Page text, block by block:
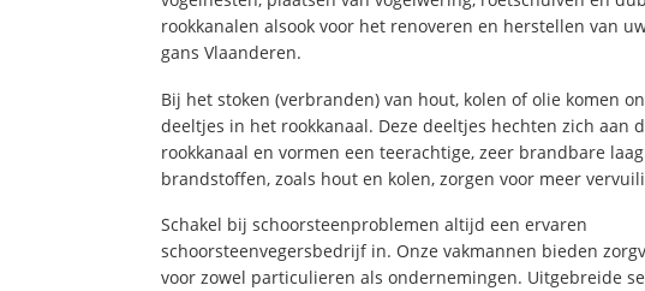
rookkanalen alsook voor het renoveren en herstellen van
gans Vlaanderen.
Bij het stoken (verbranden) van hout, kolen of olie komen
deeltjes in het rookkanaal. Deze deeltjes hechten zich aan
rookkanaal en vormen een teerachtige, zeer brandbare
brandstoffen, zoals hout en kolen, zorgen voor meer
Schakel bij schoorsteenproblemen altijd een ervaren
schoorsteenvegersbedrijf in. Onze vakmannen bieden
voor zowel particulieren als ondernemingen. Uitgebreide